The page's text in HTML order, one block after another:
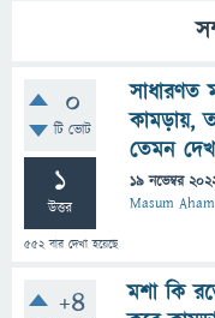
0
টি ভোট
1
উত্তর
552বার দেখা হয়েছে
সাধারণত
কামড়ায়,
তেমন
19 নভেম্বর
Masum
+4
মশা কি